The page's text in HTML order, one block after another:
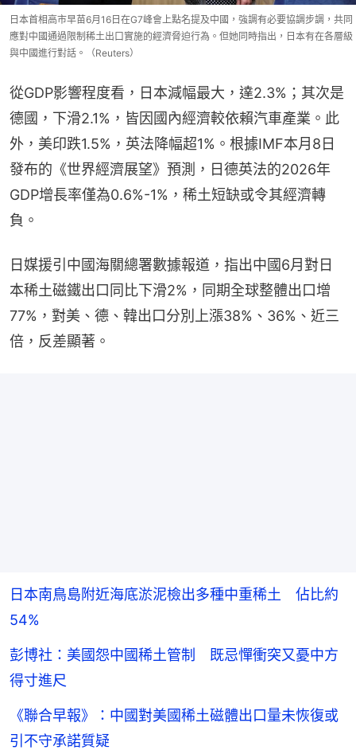
日本首相高市早苗6月16日在G7峰會上點名提及中國，強調有必要協調步調，共同
應對中國通過限制稀土出口實施的經濟脅迫行為。但她同時指出，日本有在各層級
與中國進行對話。（Reuters）
從GDP影響程度看，日本減幅最大，達2.3%；其次是
德國，下滑2.1%，皆因國內經濟較依賴汽車產業。此
外，美印跌1.5%，英法降幅超1%。根據IMF本月8日
發布的《世界經濟展望》預測，日德英法的2026年
GDP增長率僅為0.6%-1%，稀土短缺或令其經濟轉
負。
日媒援引中國海關總署數據報道，指出中國6月對日
本稀土磁鐵出口同比下滑2%，同期全球整體出口增
77%，對美、德、韓出口分別上漲38%、36%、近三
倍，反差顯著。
日本南鳥島附近海底淤泥檢出多種中重稀土 佔比約
54%
彭博社：美國怨中國稀土管制 既忌憚衝突又憂中方
得寸進尺
《聯合早報》：中國對美國稀土磁體出口量未恢復或
引不守承諾質疑